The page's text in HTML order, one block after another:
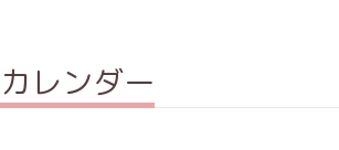
カレンダー